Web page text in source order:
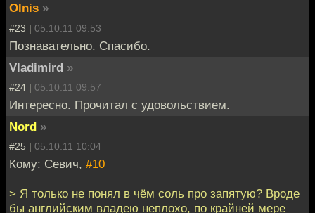
Olnis »
#23 | 05.10.11 09:53
Познавательно. Спасибо.
Vladimird »
#24 | 05.10.11 09:57
Интересно. Прочитал с удовольствием.
Nord »
#25 | 05.10.11 10:04
Кому: Севич, #10
> Я только не понял в чём соль про запятую? Вроде
бы английским владею неплохо, по крайней мере